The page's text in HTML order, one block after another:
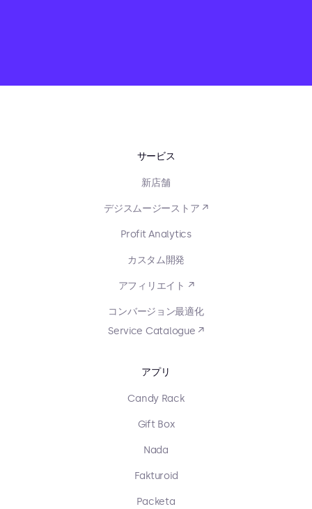
サービス
新店舗
デジスムージーストア ↗
Profit Analytics
カスタム開発
アフィリエイト ↗
コンバージョン最適化
Service Catalogue ↗
アプリ
Candy Rack
Gift Box
Nada
Fakturoid
Packeta